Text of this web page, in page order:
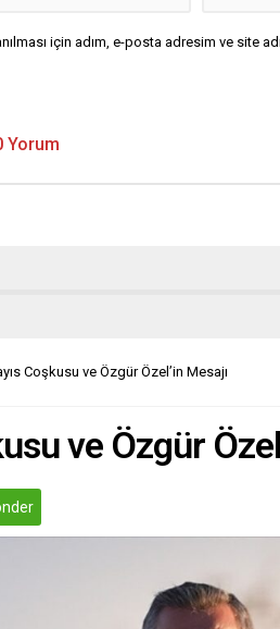
için adım, e-posta adresim ve site
Yorum
Coşkusu ve Özgür Özel’in Mesajı
ve Özgür